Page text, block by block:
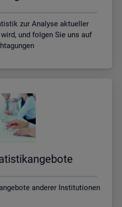
zur Analyse aktueller
und folgen Sie uns auf
anderer Institutionen